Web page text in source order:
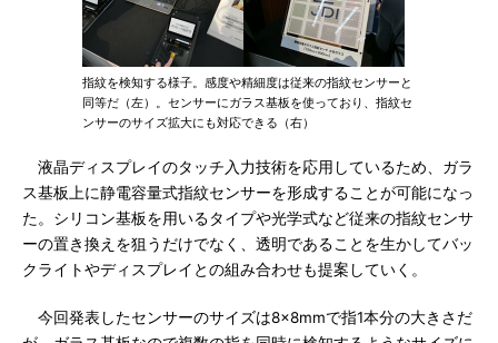
指紋を検知する様子。感度や精細度は従来の指紋センサーと
同等だ（左）。センサーにガラス基板を使っており、指紋セ
ンサーのサイズ拡大にも対応できる（右）
液晶ディスプレイのタッチ入力技術を応用しているため、ガラ
ス基板上に静電容量式指紋センサーを形成することが可能になっ
た。シリコン基板を用いるタイプや光学式など従来の指紋センサ
ーの置き換えを狙うだけでなく、透明であることを生かしてバッ
クライトやディスプレイとの組み合わせも提案していく。
今回発表したセンサーのサイズは8×8mmで指1本分の大きさだ